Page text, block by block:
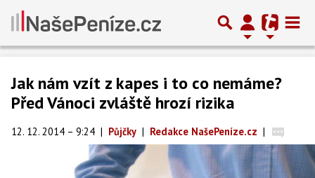
Jak nám vzít z kapes i to co nemáme?
Před Vánoci zvláště hrozí rizika
12. 12. 2014 – 9:24 | Půjčky | Redakce NašePeníze.cz |